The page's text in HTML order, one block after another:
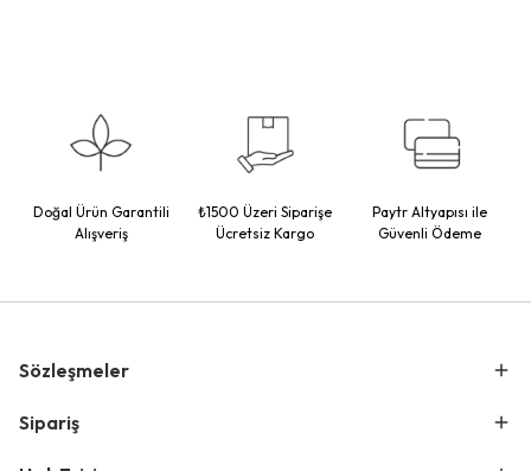
Doğal Ürün Garantili
Alışveriş
₺1500 Üzeri Siparişe
Ücretsiz Kargo
Paytr Altyapısı ile
Güvenli Ödeme
Sözleşmeler
Sipariş